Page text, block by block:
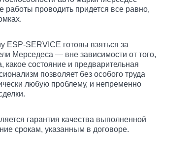
проводить придется все равно,
SERVICE готовы взяться за
Мерседеса — вне зависимости от того,
какое состояние и предварительная
позволяет без особого труда
любую проблему, и непременно
гарантия качества выполненной
срокам, указанным в договоре.